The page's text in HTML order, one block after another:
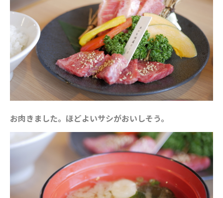
お肉きました。ほどよいサシがおいしそう。